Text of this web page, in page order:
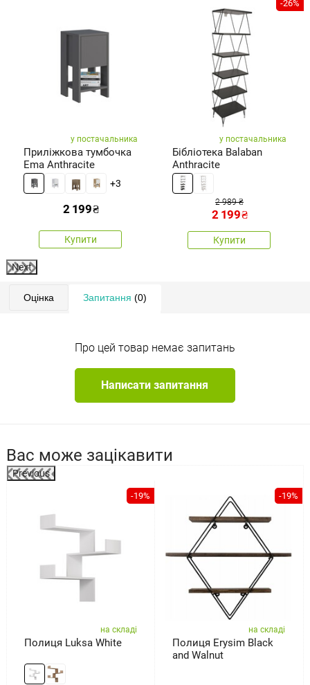
у постачальника
Приліжкова тумбочка
Ema Anthracite
+3
2 199₴
Купити
-26%
у постачальника
Бібліотека Balaban
Anthracite
2 989 ₴
2 199₴
Купити
Next
Оцінка Запитання (0)
Про цей товар немає запитань
Написати запитання
Вас може зацікавити
Previous
-19%
на складі
Полиця Luksa White
-19%
на складі
Полиця Erysim Black
and Walnut